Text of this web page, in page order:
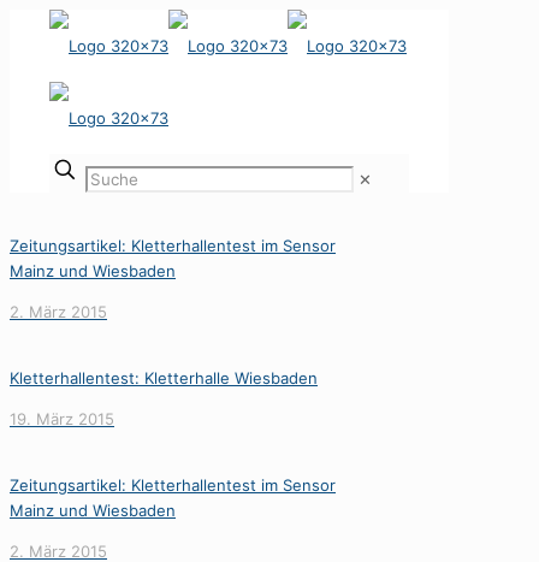
✕
Zeitungsartikel: Kletterhallentest im Sensor
Mainz und Wiesbaden
2. März 2015
Kletterhallentest: Kletterhalle Wiesbaden
19. März 2015
Zeitungsartikel: Kletterhallentest im Sensor
Mainz und Wiesbaden
2. März 2015